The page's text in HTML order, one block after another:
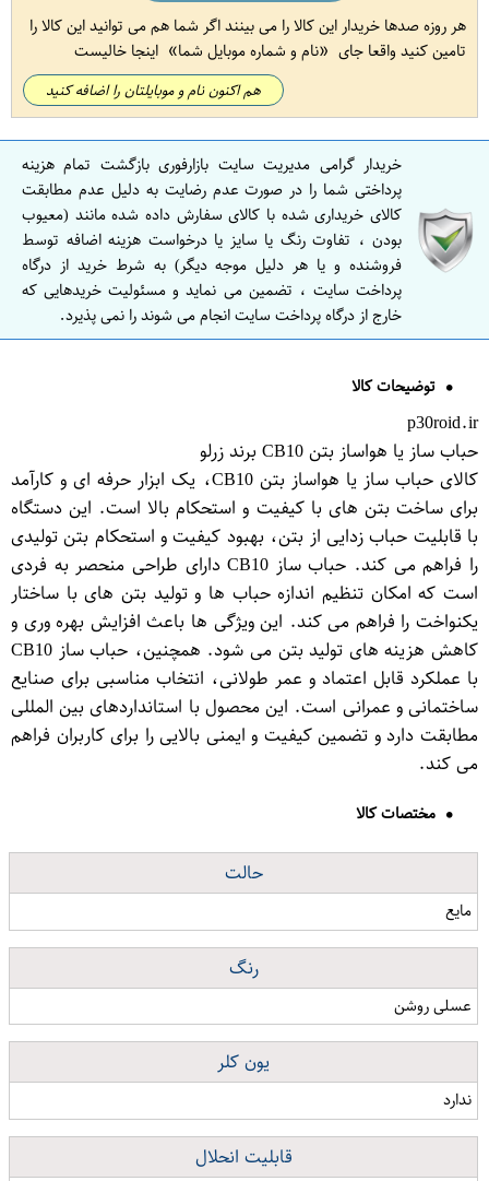
هر روزه صدها خریدار این کالا را می بینند اگر شما هم می توانید این کالا را
تامین کنید واقعا جای
نام و شماره موبایل شما اینجا خالیست
هم اکنون نام و موبایلتان را اضافه کنید
خریدار گرامی مدیریت سایت بازارفوری بازگشت تمام هزینه
پرداختی شما را در صورت عدم رضایت به دلیل عدم مطابقت
کالای خریداری شده با کالای سفارش داده شده مانند (معیوب
بودن ، تفاوت رنگ یا سایز یا درخواست هزینه اضافه توسط
فروشنده و یا هر دلیل موجه دیگر) به شرط خرید از درگاه
پرداخت سایت ، تضمین می نماید و مسئولیت خریدهایی که
خارج از درگاه پرداخت سایت انجام می شوند را نمی پذیرد.
توضیحات کالا
p30roid.ir
حباب ساز یا هواساز بتن CB10 برند زرلو
کالای حباب ساز یا هواساز بتن CB10، یک ابزار حرفه ای و کارآمد
برای ساخت بتن های با کیفیت و استحکام بالا است. این دستگاه
با قابلیت حباب زدایی از بتن، بهبود کیفیت و استحکام بتن تولیدی
را فراهم می کند. حباب ساز CB10 دارای طراحی منحصر به فردی
است که امکان تنظیم اندازه حباب ها و تولید بتن های با ساختار
یکنواخت را فراهم می کند. این ویژگی ها باعث افزایش بهره وری و
کاهش هزینه های تولید بتن می شود. همچنین، حباب ساز CB10
با عملکرد قابل اعتماد و عمر طولانی، انتخاب مناسبی برای صنایع
ساختمانی و عمرانی است. این محصول با استانداردهای بین المللی
مطابقت دارد و تضمین کیفیت و ایمنی بالایی را برای کاربران فراهم
می کند.
مختصات کالا
حالت
مایع
رنگ
عسلی روشن
یون کلر
ندارد
قابلیت انحلال